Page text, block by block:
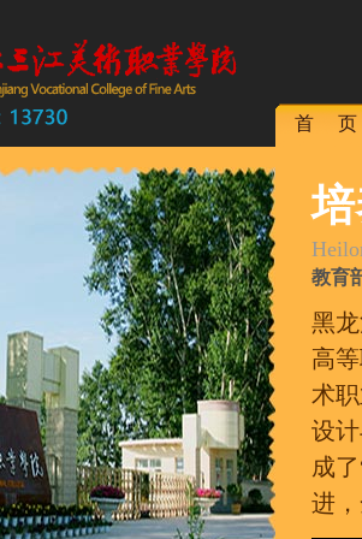
首 页
教育
黑
高
术
设
成
进